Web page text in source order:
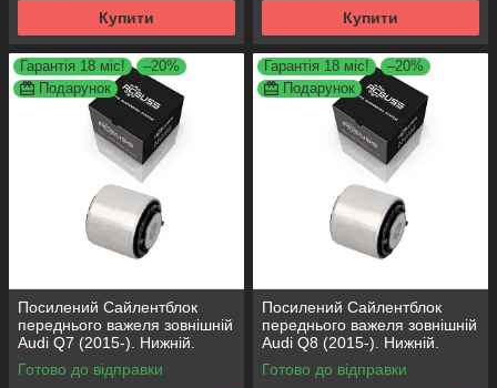
Купити Купити
Гарантія 18 міс!
–20%
Подарунок
Посилений Сайлентблок
переднього важеля зовнішній
Audi Q7 (2015-). Нижній.
КОРЕЯ Acsuss! FE175192 ,
VKDS331087
Готово до відправки
Гарантія 18 міс!
–20%
Подарунок
Посилений Сайлентблок
переднього важеля зовнішній
Audi Q8 (2015-). Нижній.
КОРЕЯ Acsuss! FE175192 ,
VKDS331087
Готово до відправки